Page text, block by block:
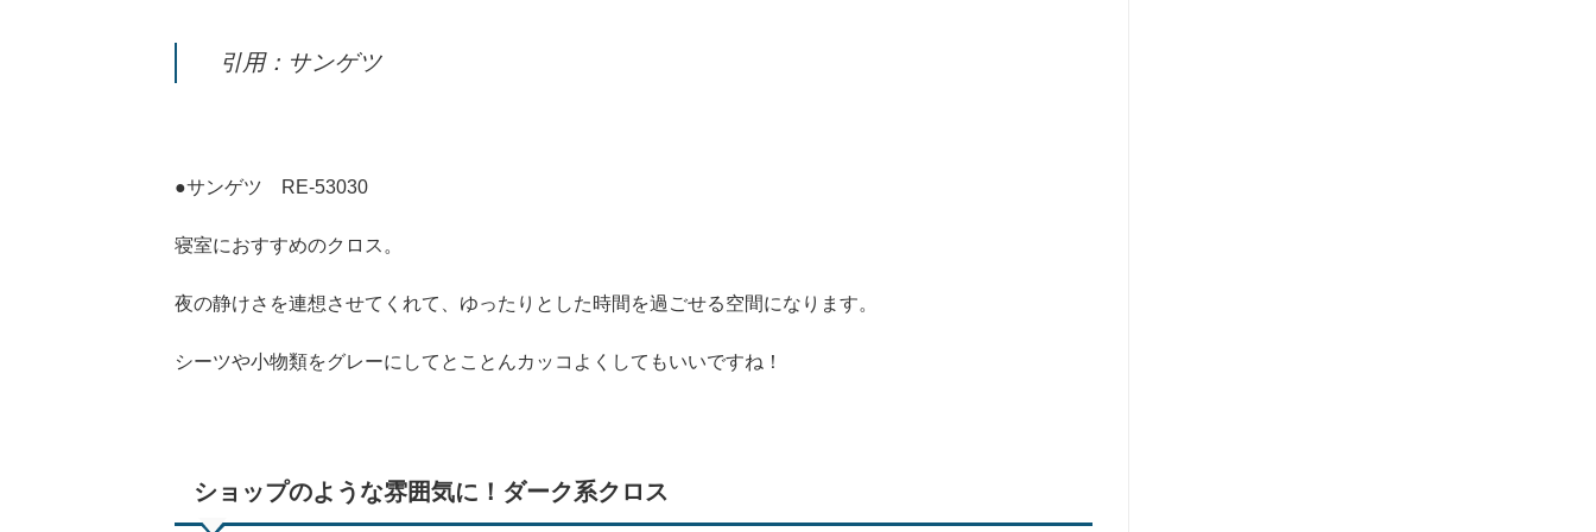
引用：サンゲツ
●サンゲツ RE-53030
寝室におすすめのクロス。
夜の静けさを連想させてくれて、ゆったりとした時間を過ごせる空間になります。
シーツや小物類をグレーにしてとことんカッコよくしてもいいですね！
ショップのような雰囲気に！ダーク系クロス